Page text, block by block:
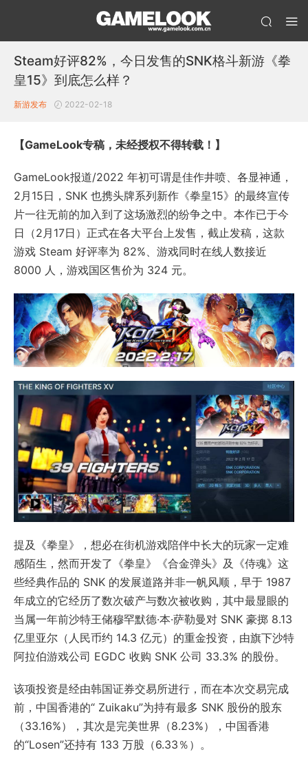
Steam好评82%，今日发售的SNK格斗新游《拳
皇15》到底怎么样？
新游发布 2022-02-18
【GameLook专稿，未经授权不得转载！】
GameLook报道/2022 年初可谓是佳作井喷、各显神通，
2月15日，SNK 也携头牌系列新作《拳皇15》的最终宣传
片一往无前的加入到了这场激烈的纷争之中。本作已于今
日（2月17日）正式在各大平台上发售，截止发稿，这款
游戏 Steam 好评率为 82%、游戏同时在线人数接近
8000 人，游戏国区售价为 324 元。
提及《拳皇》，想必在街机游戏陪伴中长大的玩家一定难
感陌生，然而开发了《拳皇》《合金弹头》及《侍魂》这
些经典作品的 SNK 的发展道路并非一帆风顺，早于 1987
年成立的它经历了数次破产与数次被收购，其中最显眼的
当属一年前沙特王储穆罕默德·本·萨勒曼对 SNK 豪掷 8.13
亿里亚尔（人民币约 14.3 亿元）的重金投资，由旗下沙特
阿拉伯游戏公司 EGDC 收购 SNK 公司 33.3% 的股份。
该项投资是经由韩国证券交易所进行，而在本次交易完成
前，中国香港的“ Zuikaku”为持有最多 SNK 股份的股东
（33.16%），其次是完美世界（8.23%），中国香港
的“Losen”还持有 133 万股（6.33％）。